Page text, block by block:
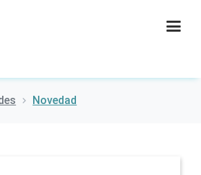
INSTITUCIÓN
Novedad